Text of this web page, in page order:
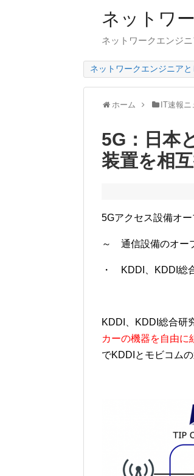
ネットワ
ネットワークエンジ
ネットワークエンジニアと
ホーム IT速報ニ
5G：日本
装置を相
5Gアクセス設備オ
～ 通信設備のオー
・ KDDI、KDDI総
KDDI、KDDI総合研
カーの機器を自由に
でKDDIとモビコム